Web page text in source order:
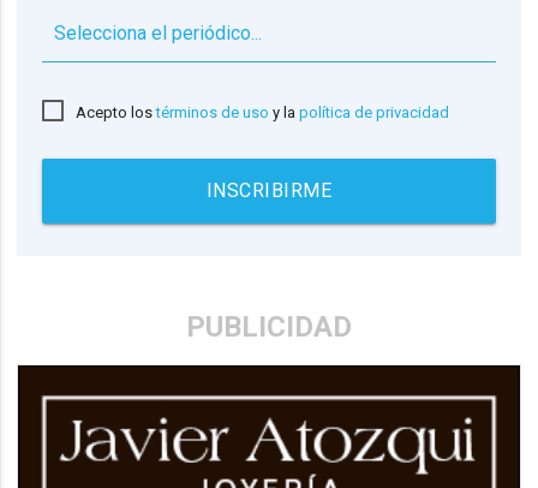
Acepto lostérminos de uso y lapolítica de privacidad
INSCRIBIRME
PUBLICIDAD